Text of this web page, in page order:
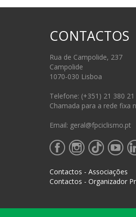
CONTACTOS
Rua de Campolide, 237
Campolide
1070-030 Lisboa
Telefone: (+351) 21 380 21
Chamada para a rede fixa
Email: geral@fpciclismo.pt
Contactos - Associações
Contactos - Organizador